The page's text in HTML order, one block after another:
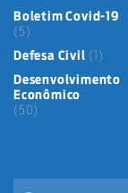
Boletim Covid-19
(5)
Defesa Civil (1)
Desenvolvimento
Econômico
(50)